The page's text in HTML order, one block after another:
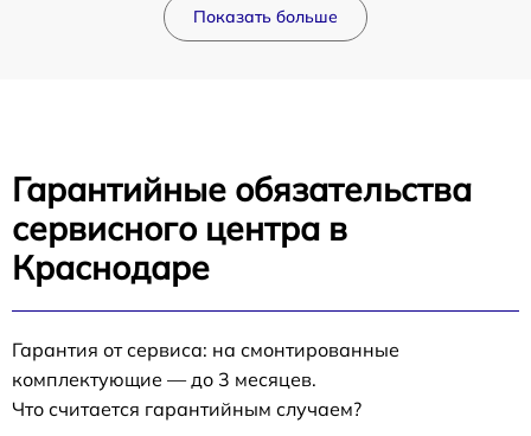
Показать больше
Гарантийные обязательства
сервисного центра в
Краснодаре
Гарантия от сервиса: на смонтированные
комплектующие — до 3 месяцев.
Что считается гарантийным случаем?